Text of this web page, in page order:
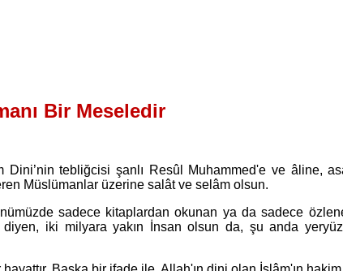
Bir Meseledir
Dini’nin tebliğcisi şanlı Resûl Muhammed'e ve âline,
Müslümanlar üzerine salât ve selâm olsun.
sadece kitaplardan okunan ya da sadece
iki milyara yakın İnsan olsun da, şu anda